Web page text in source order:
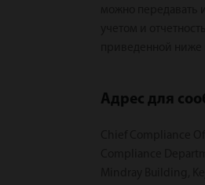
Адрес для